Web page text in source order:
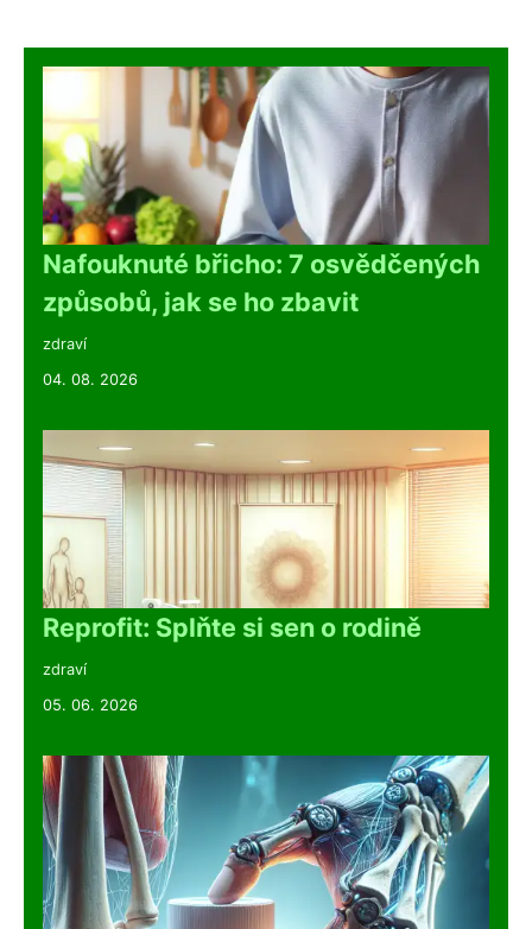
Nafouknuté břicho: 7 osvědčených
způsobů, jak se ho zbavit
zdraví
04. 08. 2026
Reprofit: Splňte si sen o rodině
zdraví
05. 06. 2026